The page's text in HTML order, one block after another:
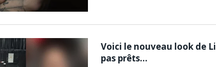
Voici le nouveau look de
pas prêts…